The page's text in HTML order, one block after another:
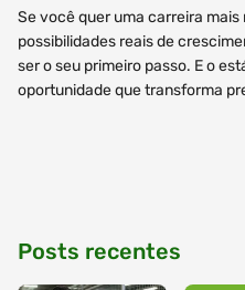
Se você quer uma carreira
possibilidades reais de
ser o seu primeiro passo. E o
oportunidade que transforma
Posts recentes